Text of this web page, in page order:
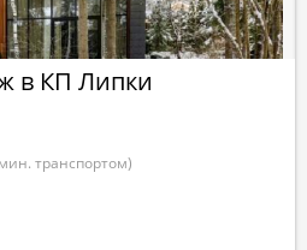
в КП Липки
транспортом)